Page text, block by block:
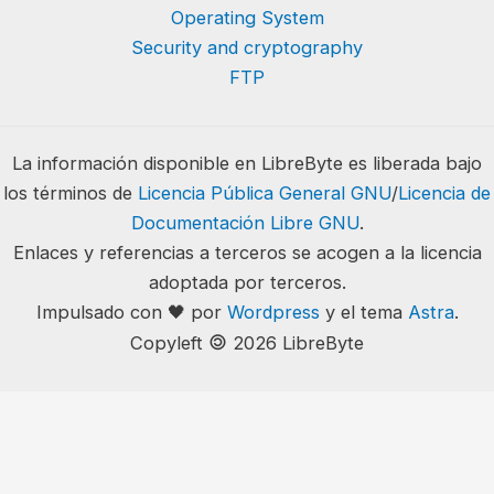
Operating System
Security and cryptography
FTP
La información disponible en LibreByte es liberada bajo
los términos de Licencia Pública General GNU/Licencia de
Documentación Libre GNU.
Enlaces y referencias a terceros se acogen a la licencia
adoptada por terceros.
Impulsado con 🖤 por Wordpress y el tema Astra.
Copyleft 🄯 2026 LibreByte